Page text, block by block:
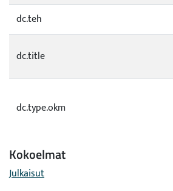
dc.teh
dc.title
dc.type.okm
Kokoelmat
Julkaisut